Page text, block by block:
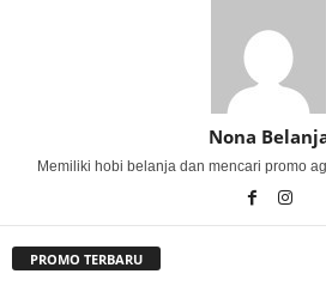
Nona
Memiliki hobi belanja dan mencari promo
PROMO TERBARU